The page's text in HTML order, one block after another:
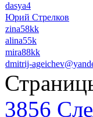
dasya4
Юрий Стрелков
zina58kk
alina55k
mira88kk
dmitrij-
3856